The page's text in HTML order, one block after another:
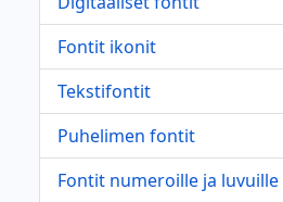
Fontit ikonit
Tekstifontit
Puhelimen fontit
Fontit numeroille ja luvuille